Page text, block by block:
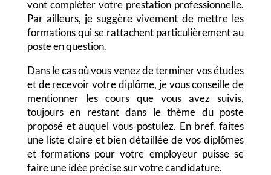
vont compléter votre prestation professionnelle.
Par ailleurs, je suggère vivement de mettre les
formations qui se rattachent particulièrement au
poste en question.
Dans le cas où vous venez de terminer vos études
et de recevoir votre diplôme, je vous conseille de
mentionner les cours que vous avez suivis,
toujours en restant dans le thème du poste
proposé et auquel vous postulez. En bref, faites
une liste claire et bien détaillée de vos diplômes
et formations pour votre employeur puisse se
faire une idée précise sur votre candidature.